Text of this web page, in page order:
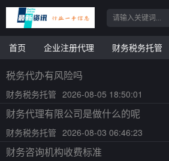
首页 企业注册代理 财务税务托管
税务代办有风险吗
财务税务托管 2026-08-05 18:50:01
财务代理有限公司是做什么的呢
财务税务托管 2026-08-03 06:46:23
财务咨询机构收费标准